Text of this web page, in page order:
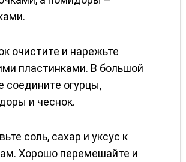
очистите и нарежьте
пластинками. В большой
соедините огурцы,
и чеснок.
соль, сахар и уксус к
Хорошо перемешайте и